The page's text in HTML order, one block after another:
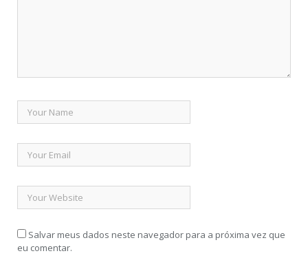
Salvar meus dados neste navegador para a próxima vez que
eu comentar.